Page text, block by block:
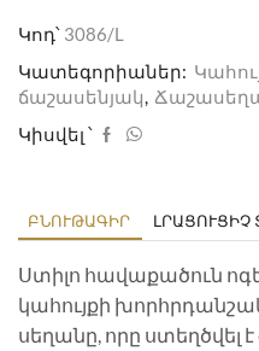
Կոդ՝ 3086/L
Կատեգորիաներ:
ճաշասենյակ,
Կիսվել ՝
ԲՆՈՒԹԱԳԻՐ ԼՐԱՑՈՒՑԻՉ
Ստիլո հավաքածուն
կահույքի
սեղանը, որը ստեղծվել